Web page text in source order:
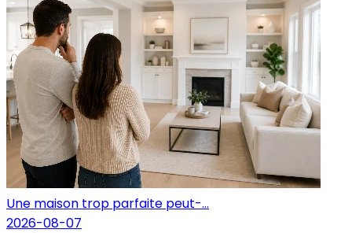
Une maison trop parfaite peut-...
2026-08-07